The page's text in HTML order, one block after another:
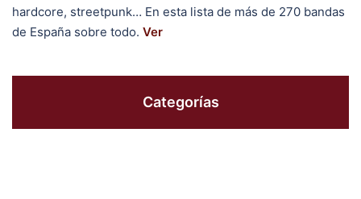
hardcore, streetpunk… En esta lista de más de 270 bandas
de España sobre todo. Ver
Categorías